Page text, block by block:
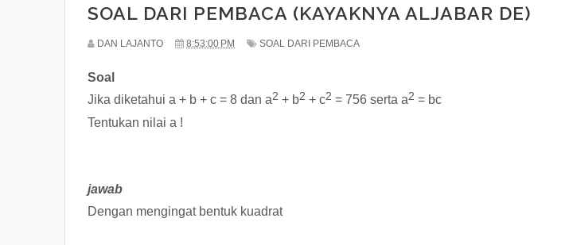
SOAL DARI PEMBACA (KAYAKNYA ALJABAR DE)
DAN LAJANTO 8:53:00 PM SOAL DARI PEMBACA
Soal
Jika diketahui a + b + c = 8 dan a2 + b2 + c2 = 756 serta a2 = bc
Tentukan nilai a !
jawab
Dengan mengingat bentuk kuadrat